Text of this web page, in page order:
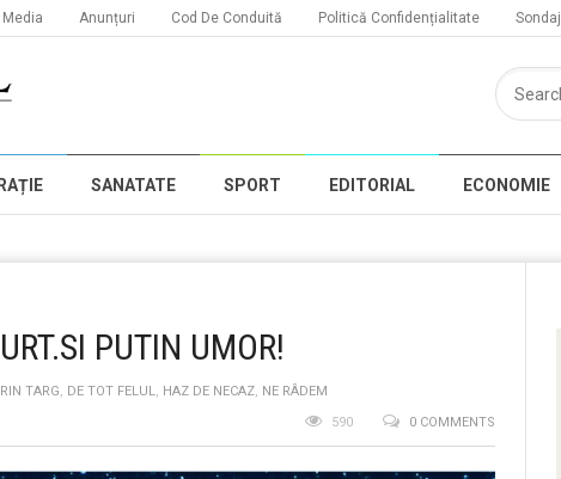
Anunțuri Cod De Conduită Politică Confidențialitate Sondaj
SANATATE SPORT EDITORIAL ECONOMIE
PUTIN UMOR!
TARG, DE TOT FELUL, HAZ DE NECAZ, NE RÂDEM
0 COMMENTS
590